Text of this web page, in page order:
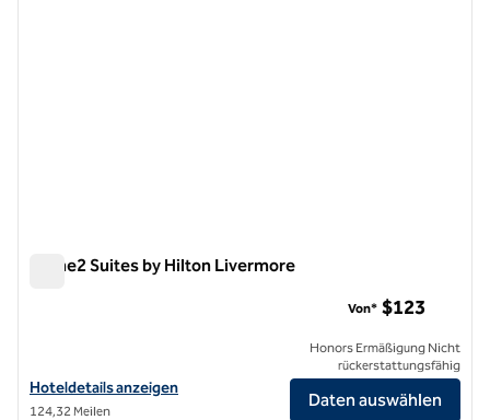
Home2 Suites by Hilton Livermore
Hoteldetails für Home2 Suites by Hilton Livermore anzeigen
Hoteldetails anzeigen
124,32 Meilen
Von* $123
Honors Ermäßigung Nicht
rückerstattungsfähig
Daten auswählen